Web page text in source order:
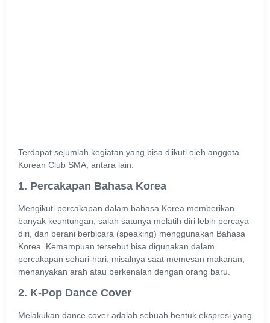
Terdapat sejumlah kegiatan yang bisa diikuti oleh anggota
Korean Club SMA, antara lain:
1. Percakapan Bahasa Korea
Mengikuti percakapan dalam bahasa Korea memberikan
banyak keuntungan, salah satunya melatih diri lebih percaya
diri, dan berani berbicara (speaking) menggunakan Bahasa
Korea. Kemampuan tersebut bisa digunakan dalam
percakapan sehari-hari, misalnya saat memesan makanan,
menanyakan arah atau berkenalan dengan orang baru.
2. K-Pop Dance Cover
Melakukan dance cover adalah sebuah bentuk ekspresi yang